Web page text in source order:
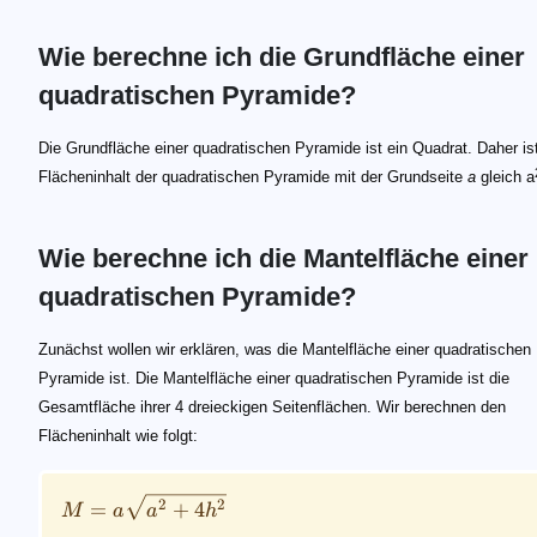
Wie berechne ich die Grundfläche einer
quadratischen Pyramide?
Die Grundfläche einer quadratischen Pyramide ist ein Quadrat. Daher
Flächeninhalt der quadratischen Pyramide mit der Grundseite a gleich a
Wie berechne ich die Mantelfläche einer
quadratischen Pyramide?
Zunächst wollen wir erklären, was die Mantelfläche einer quadratischen
Pyramide ist. Die Mantelfläche einer quadratischen Pyramide ist die
Gesamtfläche ihrer 4 dreieckigen Seitenflächen. Wir berechnen den
Flächeninhalt wie folgt:
M = {a}\sqrt{{a^2}+4h^2}
M = a a2 + 4h2